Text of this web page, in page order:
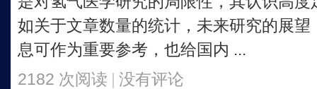
如关于文章数量的统计，未来研究的展
息可作为重要参考，也给国内 ...
2182 次阅读 | 没有评论